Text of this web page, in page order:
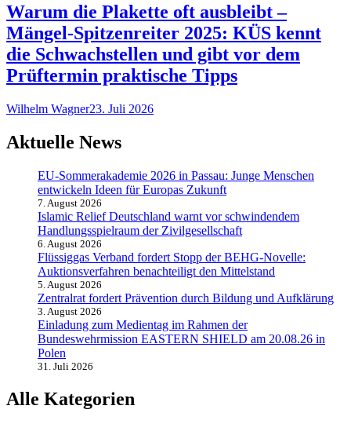
Warum die Plakette oft ausbleibt –
Mängel-Spitzenreiter 2025: KÜS kennt
die Schwachstellen und gibt vor dem
Prüftermin praktische Tipps
Wilhelm Wagner23. Juli 2026
Aktuelle News
EU-Sommerakademie 2026 in Passau: Junge Menschen
entwickeln Ideen für Europas Zukunft
7. August 2026
Islamic Relief Deutschland warnt vor schwindendem
Handlungsspielraum der Zivilgesellschaft
6. August 2026
Flüssiggas Verband fordert Stopp der BEHG-Novelle:
Auktionsverfahren benachteiligt den Mittelstand
5. August 2026
Zentralrat fordert Prävention durch Bildung und Aufklärung
3. August 2026
Einladung zum Medientag im Rahmen der
Bundeswehrmission EASTERN SHIELD am 20.08.26 in
Polen
31. Juli 2026
Alle Kategorien